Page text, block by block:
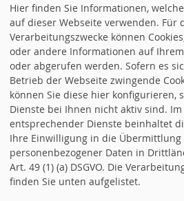
Wahlprogramm
Hier finden Sie Informationen,
auf dieser Webseite verwenden. Für
Verarbeitungszwecke können
oder andere Informationen auf
oder abgerufen werden. Sofern es
Betrieb der Webseite zwingende
können Sie diese hier konfigurieren,
Dienste bei Ihnen nicht aktiv sind.
entsprechender Dienste beinhaltet
Ihre Einwilligung in die
personenbezogener Daten in
Art. 49 (1) (a) DSGVO. Die
finden Sie unten aufgelistet.